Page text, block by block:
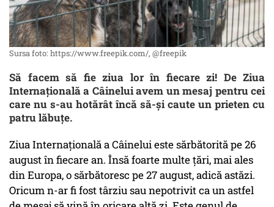
Sursa foto: https://www.freepik.com/, @freepik
Să facem să fie ziua lor în fiecare zi! De Ziua
Internațională a Câinelui avem un mesaj pentru cei
care nu s-au hotărât încă să-și caute un prieten cu
patru lăbuțe.
Ziua Internațională a Câinelui este sărbătorită pe 26
august în fiecare an. Însă foarte multe țări, mai ales
din Europa, o sărbătoresc pe 27 august, adică astăzi.
Oricum n-ar fi fost târziu sau nepotrivit ca un astfel